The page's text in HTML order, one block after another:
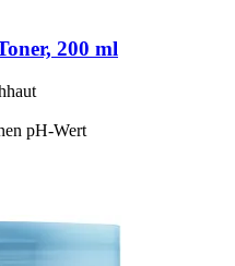
200 ml
pH-Wert